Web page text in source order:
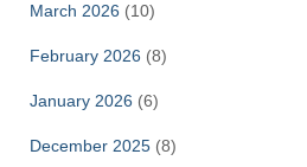
March 2026 (10)
February 2026 (8)
January 2026 (6)
December 2025 (8)